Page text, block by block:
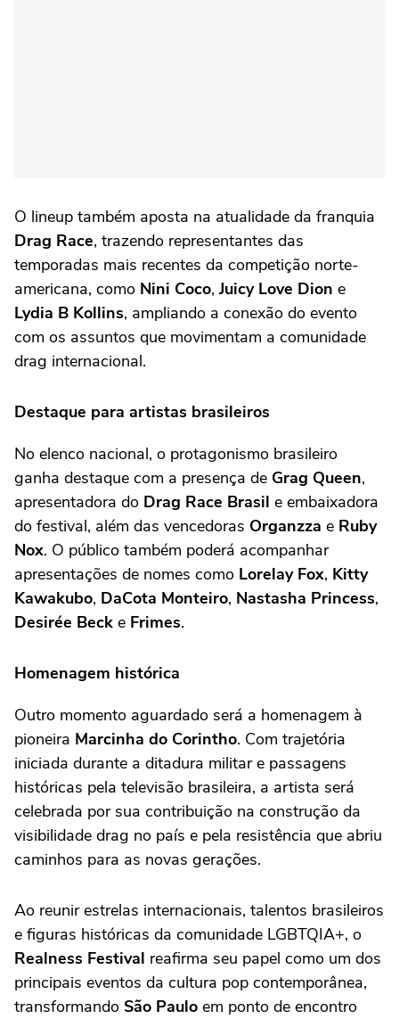
O lineup também aposta na atualidade da franquia
Drag Race, trazendo representantes das
temporadas mais recentes da competição norte-
americana, como Nini Coco, Juicy Love Dion e
Lydia B Kollins, ampliando a conexão do evento
com os assuntos que movimentam a comunidade
drag internacional.
Destaque para artistas brasileiros
No elenco nacional, o protagonismo brasileiro
ganha destaque com a presença de Grag Queen,
apresentadora do Drag Race Brasil e embaixadora
do festival, além das vencedoras Organzza e Ruby
Nox. O público também poderá acompanhar
apresentações de nomes como Lorelay Fox, Kitty
Kawakubo, DaCota Monteiro, Nastasha Princess,
Desirée Beck e Frimes.
Homenagem histórica
Outro momento aguardado será a homenagem à
pioneira Marcinha do Corintho. Com trajetória
iniciada durante a ditadura militar e passagens
históricas pela televisão brasileira, a artista será
celebrada por sua contribuição na construção da
visibilidade drag no país e pela resistência que abriu
caminhos para as novas gerações.
Ao reunir estrelas internacionais, talentos brasileiros
e figuras históricas da comunidade LGBTQIA+, o
Realness Festival reafirma seu papel como um dos
principais eventos da cultura pop contemporânea,
transformando São Paulo em ponto de encontro